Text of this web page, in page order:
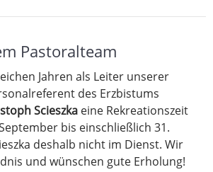
Pastoralteam
Jahren als Leiter unserer
des Erzbistums
Scieszka eine Rekreationszeit
bis einschließlich 31.
deshalb nicht im Dienst. Wir
und wünschen gute Erholung!